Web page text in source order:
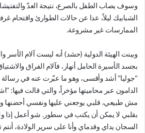
وسوف يصاب الطفل بالصرع، نتيجة العدّ
الشبابيك ليلاً، عدا عن حالات الطوارئ واقتحام
الممارسات غير مشروعة.
وبينت الهيئة الدولية (حشد) أنه ليست آلام الأسر
بجسد الأسيرة الحامل أنهار، فآلام الفراق
“جوليا” أشد وأقسى، وهو ما عبّرت عنه في
الدامون عبر محاميتها مؤخراً، والتي قالت فيها:
مش طبيعي، قلبي يوجعني عليها ونفسي أحضنها
بقلبي لا يمكن أن يكتب في سطور. شو أعمل إذا
السجان يداي وقدماي وأنا على سرير الولادة،